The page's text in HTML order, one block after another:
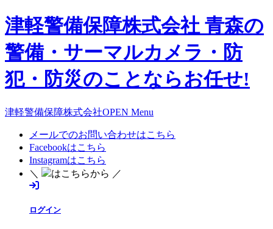
津軽警備保障株式会社 青森の
警備・サーマルカメラ・防
犯・防災のことならお任せ!
津軽警備保障株式会社OPEN Menu
メールでのお問い合わせはこちら
Facebookはこちら
Instagramはこちら
＼
はこちらから ／
ログイン